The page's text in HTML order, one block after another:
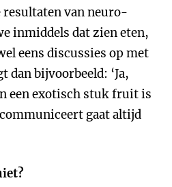
van neuro-
inmiddels dat zien eten,
eens discussies op met
dan bijvoorbeeld: ‘Ja,
een exotisch stuk fruit is
gaat altijd